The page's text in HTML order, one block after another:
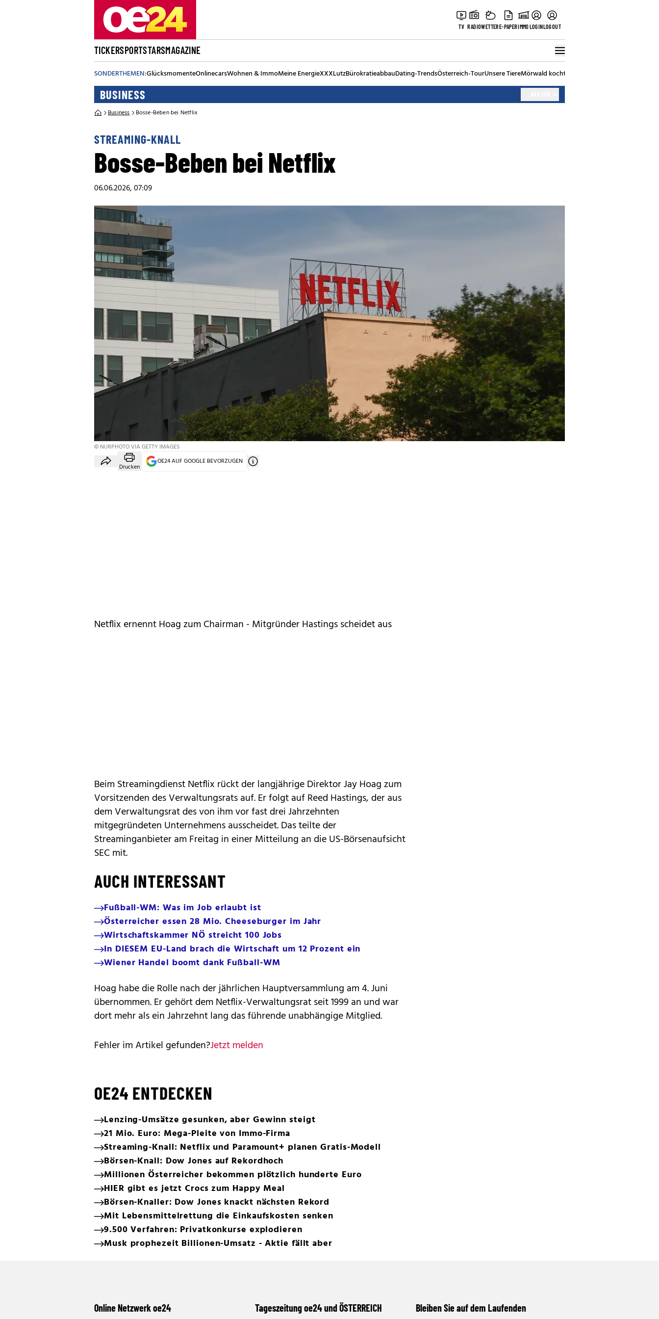
TV RADIOWETTERE-PAPERIMMOLOGINLOGOUT
TICKERSPORTSTARSMAGAZINE
SONDERTHEMEN:GlücksmomenteOnlinecarsWohnen & ImmoMeine EnergieXXXLutzBürokratieabbauDating-TrendsÖsterreich-TourUnsere TiereMörwald kocht
BUSINESS
Business Bosse-Beben bei Netflix
STREAMING-KNALL
Bosse-Beben bei Netflix
06.06.2026, 07:09
© NURPHOTO VIA GETTY IMAGES
Drucken
OE24 AUF GOOGLE BEVORZUGEN
Netflix ernennt Hoag zum Chairman - Mitgründer Hastings scheidet aus
Beim Streamingdienst Netflix rückt der langjährige Direktor Jay Hoag zum
Vorsitzenden des Verwaltungsrats auf. Er folgt auf Reed Hastings, der aus
dem Verwaltungsrat des von ihm vor fast drei Jahrzehnten
mitgegründeten Unternehmens ausscheidet. Das teilte der
Streaminganbieter am Freitag in einer Mitteilung an die US-Börsenaufsicht
SEC mit.
AUCH INTERESSANT
Fußball-WM: Was im Job erlaubt ist
Österreicher essen 28 Mio. Cheeseburger im Jahr
Wirtschaftskammer NÖ streicht 100 Jobs
In DIESEM EU-Land brach die Wirtschaft um 12 Prozent ein
Wiener Handel boomt dank Fußball-WM
Hoag habe die Rolle nach der jährlichen Hauptversammlung am 4. Juni
übernommen. Er gehört dem Netflix-Verwaltungsrat seit 1999 an und war
dort mehr als ein Jahrzehnt lang das führende unabhängige Mitglied.
Fehler im Artikel gefunden?Jetzt melden
OE24 ENTDECKEN
Lenzing-Umsätze gesunken, aber Gewinn steigt
21 Mio. Euro: Mega-Pleite von Immo-Firma
Streaming-Knall: Netflix und Paramount+ planen Gratis-Modell
Börsen-Knall: Dow Jones auf Rekordhoch
Millionen Österreicher bekommen plötzlich hunderte Euro
HIER gibt es jetzt Crocs zum Happy Meal
Börsen-Knaller: Dow Jones knackt nächsten Rekord
Mit Lebensmittelrettung die Einkaufskosten senken
9.500 Verfahren: Privatkonkurse explodieren
Musk prophezeit Billionen-Umsatz - Aktie fällt aber
Online Netzwerk oe24 Tageszeitung oe24 und ÖSTERREICH Bleiben Sie auf dem Laufenden